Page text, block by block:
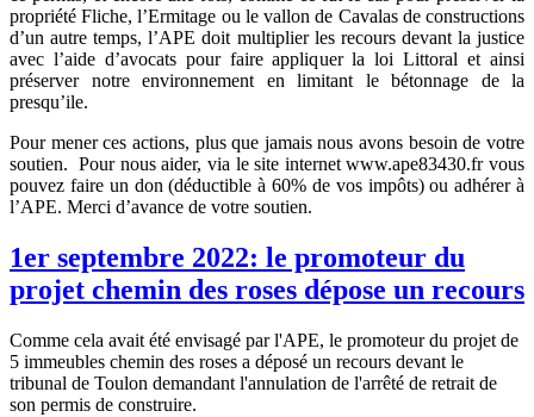
propriété Fliche, l’Ermitage ou le vallon de Cavalas de constructions
d’un autre temps, l’APE doit multiplier les recours devant la justice
avec l’aide d’avocats pour faire appliquer la loi Littoral et ainsi
préserver notre environnement en limitant le bétonnage de la
presqu’ile.
Pour mener ces actions, plus que jamais nous avons besoin de votre
soutien. Pour nous aider, via le site internet www.ape83430.fr vous
pouvez faire un don (déductible à 60% de vos impôts) ou adhérer à
l’APE. Merci d’avance de votre soutien.
1er septembre 2022: le promoteur du
projet chemin des roses dépose un recours
Comme cela avait été envisagé par l'APE, le promoteur du projet de
5 immeubles chemin des roses a déposé un recours devant le
tribunal de Toulon demandant l'annulation de l'arrêté de retrait de
son permis de construire.